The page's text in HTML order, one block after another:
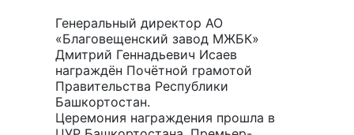
Генеральный директор АО
«Благовещенский завод МЖБК»
Дмитрий Геннадьевич Исаев
награждён Почётной грамотой
Правительства Республики
Башкортостан.
Церемония награждения прошла в